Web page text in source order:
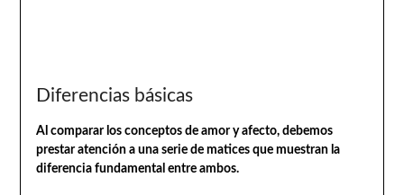
Diferencias básicas
Al comparar los conceptos de amor y afecto, debemos
prestar atención a una serie de matices que muestran la
diferencia fundamental entre ambos.